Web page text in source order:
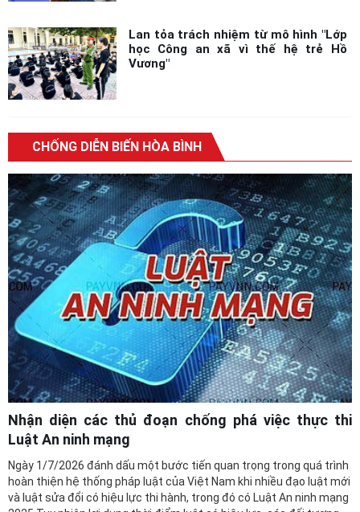
học Công an xã vì thế hệ trẻ Hồ
Vương"
Nhận diện các thủ đoạn chống phá việc thực thi
Luật An ninh mạng
Ngày 1/7/2026 đánh dấu một bước tiến quan trọng trong quá trình
hoàn thiện hệ thống pháp luật của Việt Nam khi nhiều đạo luật mới
và luật sửa đổi có hiệu lực thi hành, trong đó có Luật An ninh mạng
2025.Tuy nhiên lợi dụng thời điểm luật có hiệu lực, các đối tượng
chống phá lại gia tăng các luận ...